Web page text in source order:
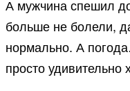
А мужчина спешил
больше не болели,
нормально. А
просто удивительно